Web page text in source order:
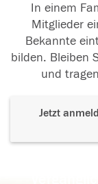
In einem
Mitglieder
Bekannte
bilden. Bleiben
und
Jetzt